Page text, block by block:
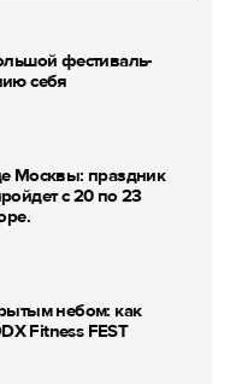
фестиваль-
себя
Москвы: праздник
с 20 по 23
небом: как
Fitness FEST